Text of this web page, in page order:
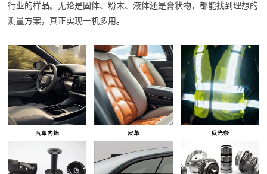
行业的样品。无论是固体、粉末、液体还是膏状物，都能找到理想的
测量方案，真正实现一机多用。